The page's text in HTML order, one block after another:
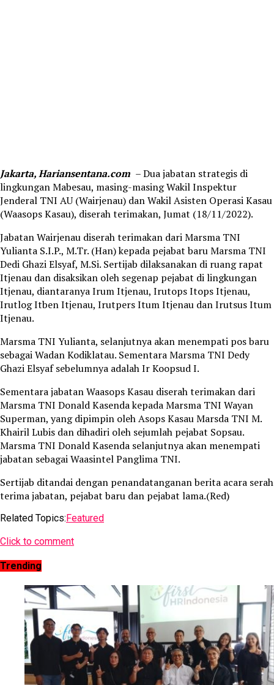
Jakarta, Hariansentana.com – Dua jabatan strategis di
lingkungan Mabesau, masing-masing Wakil Inspektur
Jenderal TNI AU (Wairjenau) dan Wakil Asisten Operasi Kasau
(Waasops Kasau), diserah terimakan, Jumat (18/11/2022).
Jabatan Wairjenau diserah terimakan dari Marsma TNI
Yulianta S.I.P., M.Tr. (Han) kepada pejabat baru Marsma TNI
Dedi Ghazi Elsyaf, M.Si. Sertijab dilaksanakan di ruang rapat
Itjenau dan disaksikan oleh segenap pejabat di lingkungan
Itjenau, diantaranya Irum Itjenau, Irutops Itops Itjenau,
Irutlog Itben Itjenau, Irutpers Itum Itjenau dan Irutsus Itum
Itjenau.
Marsma TNI Yulianta, selanjutnya akan menempati pos baru
sebagai Wadan Kodiklatau. Sementara Marsma TNI Dedy
Ghazi Elsyaf sebelumnya adalah Ir Koopsud I.
Sementara jabatan Waasops Kasau diserah terimakan dari
Marsma TNI Donald Kasenda kepada Marsma TNI Wayan
Superman, yang dipimpin oleh Asops Kasau Marsda TNI M.
Khairil Lubis dan dihadiri oleh sejumlah pejabat Sopsau.
Marsma TNI Donald Kasenda selanjutnya akan menempati
jabatan sebagai Waasintel Panglima TNI.
Sertijab ditandai dengan penandatanganan berita acara serah
terima jabatan, pejabat baru dan pejabat lama.(Red)
Related Topics:Featured
Click to comment
Trending